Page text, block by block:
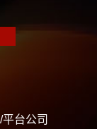
台公司